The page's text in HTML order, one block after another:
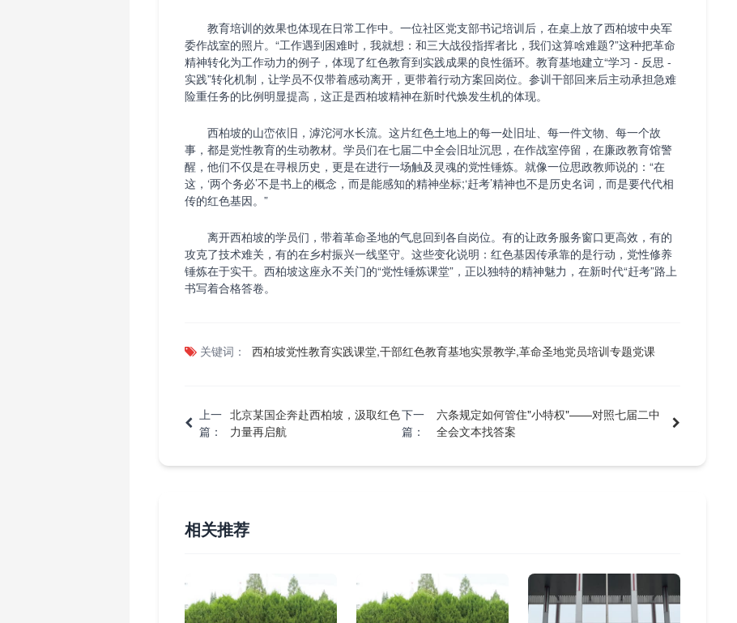
教育培训的效果也体现在日常工作中。一位社区党支部书记培训后，在桌上放了西柏坡中央军
委作战室的照片。“工作遇到困难时，我就想：和三大战役指挥者比，我们这算啥难题?”这种把革命
精神转化为工作动力的例子，体现了红色教育到实践成果的良性循环。教育基地建立“学习 - 反思 -
实践”转化机制，让学员不仅带着感动离开，更带着行动方案回岗位。参训干部回来后主动承担急难
险重任务的比例明显提高，这正是西柏坡精神在新时代焕发生机的体现。
西柏坡的山峦依旧，滹沱河水长流。这片红色土地上的每一处旧址、每一件文物、每一个故
事，都是党性教育的生动教材。学员们在七届二中全会旧址沉思，在作战室停留，在廉政教育馆警
醒，他们不仅是在寻根历史，更是在进行一场触及灵魂的党性锤炼。就像一位思政教师说的：“在
这，‘两个务必’不是书上的概念，而是能感知的精神坐标;‘赶考’精神也不是历史名词，而是要代代相
传的红色基因。”
离开西柏坡的学员们，带着革命圣地的气息回到各自岗位。有的让政务服务窗口更高效，有的
攻克了技术难关，有的在乡村振兴一线坚守。这些变化说明：红色基因传承靠的是行动，党性修养
锤炼在于实干。西柏坡这座永不关门的“党性锤炼课堂”，正以独特的精神魅力，在新时代“赶考”路上
书写着合格答卷。
关键词： 西柏坡党性教育实践课堂,干部红色教育基地实景教学,革命圣地党员培训专题党课
上一
篇：
北京某国企奔赴西柏坡，汲取红色
力量再启航
下一
篇：
六条规定如何管住"小特权"——对照七届二中
全会文本找答案
相关推荐